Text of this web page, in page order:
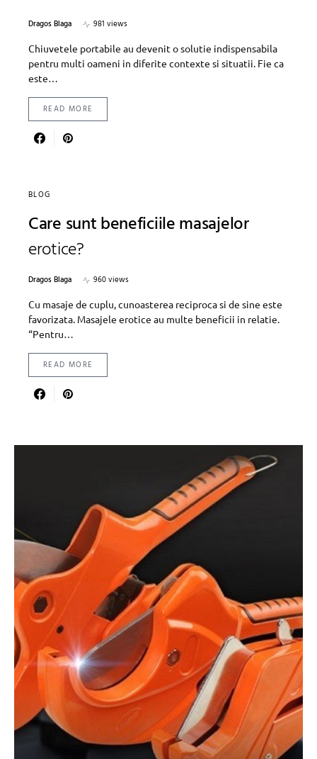
Dragos Blaga
981 views
Chiuvetele portabile au devenit o solutie indispensabila
pentru multi oameni in diferite contexte si situatii. Fie ca
este…
READ MORE
BLOG
Care sunt beneficiile masajelor
erotice?
Dragos Blaga
960 views
Cu masaje de cuplu, cunoasterea reciproca si de sine este
favorizata. Masajele erotice au multe beneficii in relatie.
“Pentru…
READ MORE